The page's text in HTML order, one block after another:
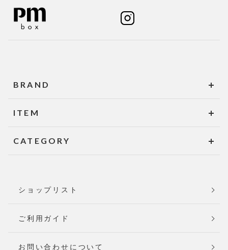
BRAND
ITEM
CATEGORY
ショップリスト
ご利用ガイド
お問い合わせについて